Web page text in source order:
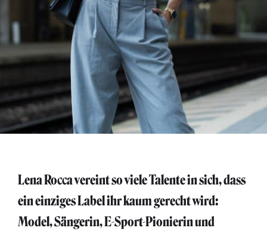
Lena Rocca vereint so viele Talente in sich, dass
ein einziges Label ihr kaum gerecht wird:
Model, Sängerin, E-Sport-Pionierin und